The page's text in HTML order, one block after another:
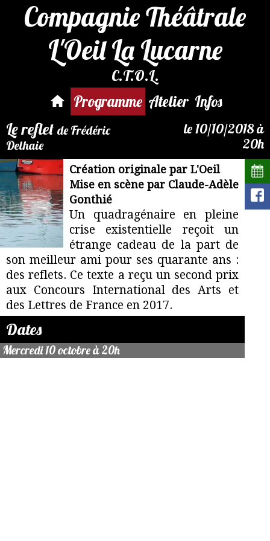
Compagnie Théâtrale
L'Oeil La Lucarne
C.T.O.L.
Programme Atelier Infos
Le reflet de Frédéric
Delhaie
le 10/10/2018 à
20h
reservation@compagnie-
loeil.fr
Création originale par L'Oeil
Mise en scène par Claude-Adèle
Gonthié
Un quadragénaire en pleine
crise existentielle reçoit un
étrange cadeau de la part de
son meilleur ami pour ses quarante ans :
des reflets. Ce texte a reçu un second prix
aux Concours International des Arts et
des Lettres de France en 2017.
Dates
Mercredi 10 octobre à 20h